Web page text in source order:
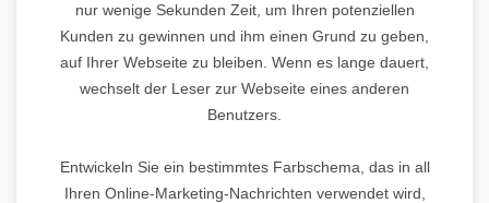
nur wenige Sekunden Zeit, um Ihren potenziellen
Kunden zu gewinnen und ihm einen Grund zu geben,
auf Ihrer Webseite zu bleiben. Wenn es lange dauert,
wechselt der Leser zur Webseite eines anderen
Benutzers.
Entwickeln Sie ein bestimmtes Farbschema, das in all
Ihren Online-Marketing-Nachrichten verwendet wird,